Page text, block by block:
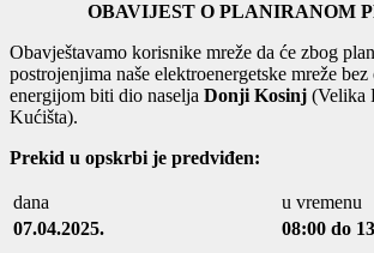
OBAVIJEST O PLANIRANOM
Obavještavamo korisnike mreže da će zbog
postrojenjima naše elektroenergetske mreže
energijom biti dio naselja Donji Kosinj (Velika
Kućišta).
Prekid u opskrbi je predviđen:
dana
u vremenu
07.04.2025.
08:00 do